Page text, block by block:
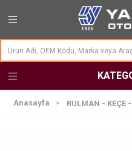
Anasayfa RULMAN - KEÇE